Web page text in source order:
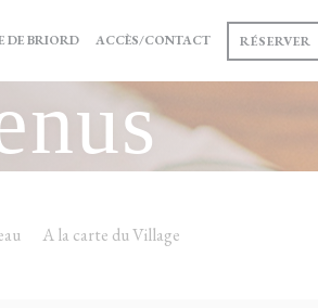
FENÊTRE))
DE BRIORD((OUVRE UNE NOUVELLE FENÊTRE))
ACCÈS/CONTACT RÉSERVER
A la carte du Village